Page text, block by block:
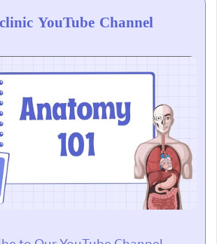
YouTube Channel